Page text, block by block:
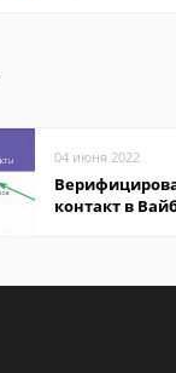
04 июня 2022
контакт в